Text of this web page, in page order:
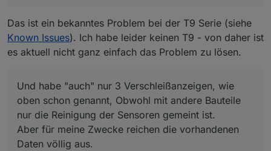
Das ist ein bekanntes Problem bei der T9 Serie (siehe
Known Issues). Ich habe leider keinen T9 - von daher ist
es aktuell nicht ganz einfach das Problem zu lösen.
Und habe "auch" nur 3 Verschleißanzeigen, wie
oben schon genannt, Obwohl mit andere Bauteile
nur die Reinigung der Sensoren gemeint ist.
Aber für meine Zwecke reichen die vorhandenen
Daten völlig aus.